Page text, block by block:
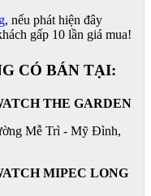
, nếu phát hiện đây
gấp 10 lần giá mua!
CÓ BÁN TẠI:
THE GARDEN
Mễ Trì - Mỹ Đình,
MIPEC LONG